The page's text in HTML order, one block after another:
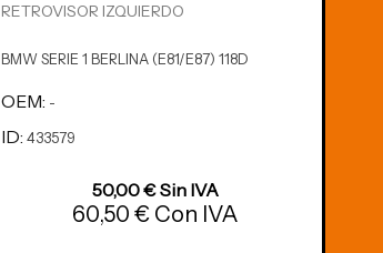
RETROVISOR IZQUIERDO
BMW SERIE 1 BERLINA (E81/E87) 118D
OEM: -
ID: 433579
50,00 € Sin IVA
60,50 € Con IVA